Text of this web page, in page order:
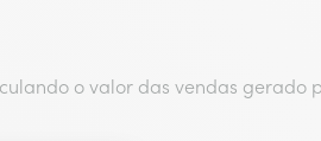
o valor das vendas gerado